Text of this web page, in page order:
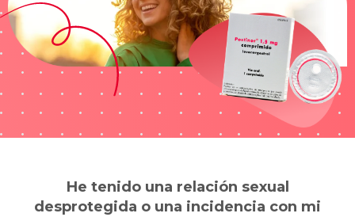
He tenido una relación sexual
desprotegida o una incidencia con mi